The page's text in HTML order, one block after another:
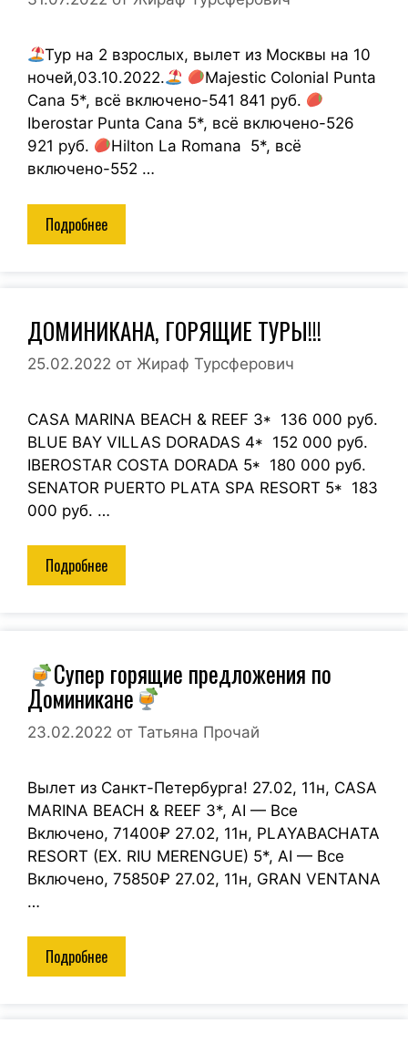
Тур на 2 взрослых, вылет из Москвы на 10
ночей,03.10.2022.
Majestic Colonial Punta
Cana 5*, всё включено-541 841 руб.
Iberostar Punta Cana 5*, всё включено-526
921 руб.
Hilton La Romana 5*, всё
включено-552 …
Подробнее
ДОМИНИКАНА, ГОРЯЩИЕ ТУРЫ!!!
25.02.2022 от Жираф Турсферович
CASA MARINA BEACH & REEF 3* 136 000 руб.
BLUE BAY VILLAS DORADAS 4* 152 000 руб.
IBEROSTAR COSTA DORADA 5* 180 000 руб.
SENATOR PUERTO PLATA SPA RESORT 5* 183
000 руб. …
Подробнее
Супер горящие предложения по
Доминикане
23.02.2022 от Татьяна Прочай
Вылет из Санкт-Петербурга! 27.02, 11н, CASA
MARINA BEACH & REEF 3*, AI — Все
Включено, 71400₽ 27.02, 11н, PLAYABACHATA
RESORT (EX. RIU MERENGUE) 5*, AI — Все
Включено, 75850₽ 27.02, 11н, GRAN VENTANA
…
Подробнее